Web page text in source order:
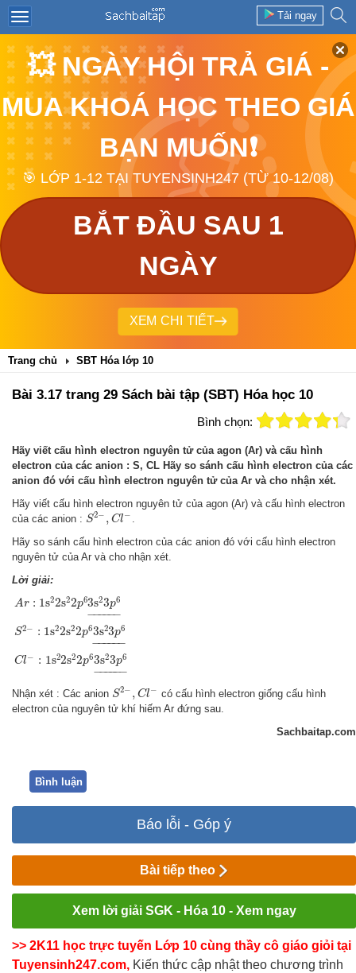
Tải ngay
💥 NGÀY HỘI TRẢ GIÁ -
MUA KHOÁ HỌC THEO GIÁ
BẠN MUỐN❗
🎯 LỚP 1-12 TẠI TUYENSINH247 (TỪ 10-12/08)
BẮT ĐẦU SAU 1
NGÀY
XEM CHI TIẾT
Trang chủ SBT Hóa lớp 10
Bài 3.17 trang 29 Sách bài tập (SBT) Hóa học 10
Bình chọn:
Hãy viết cấu hình electron nguyên tử của agon (Ar) và cấu hình
electron của các anion : S, CL Hãy so sánh cấu hình electron của các
anion đó với cấu hình electron nguyên tử của Ar và cho nhận xét.
Hãy viết cấu hình electron nguyên tử của agon (Ar) và cấu hình electron
của các anion : S2− , Cl−
S2−,Cl−
.
Hãy so sánh cấu hình electron của các anion đó với cấu hình electron
nguyên tử của Ar và cho nhận xét.
Lời giải:
Ar : 1s22s22p63s23p6
−−−−−−
S2− : 1s22s22p63s23p6
−−−−−−
Cl− : 1s22s22p63s23p6
−−−−−−
r 2 2s2 2p 63s 23 6
Nhận xét : Các anion S2− , Cl−
S2 Cl−
có cấu hình electron giống cấu hình
electron của nguyên tử khí hiếm Ar đứng sau.
Sachbaitap.com
Bình luận
Báo lỗi - Góp ý
Bài tiếp theo
Xem lời giải SGK - Hóa 10 - Xem ngay
>> 2K11 học trực tuyến Lớp 10 cùng thầy cô giáo giỏi tại
Tuyensinh247.com, Kiến thức cập nhật theo chương trình